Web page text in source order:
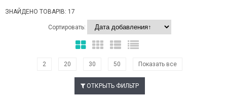
ЗНАЙДЕНО ТОВАРІВ: 17
Сортировать:
2 20 30 50 Показать все
ОТКРЫТЬ ФИЛЬТР